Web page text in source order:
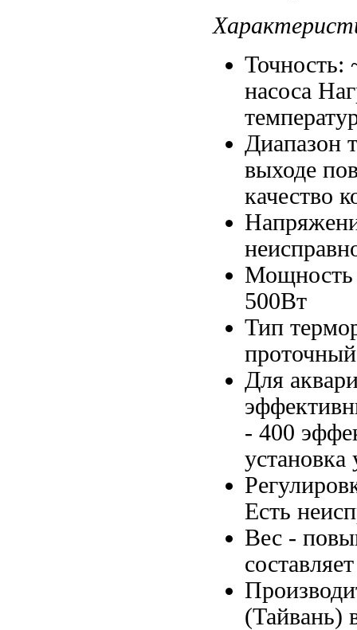
Точность:
насоса
Диапазон
выходе
качество
500Вт
Тип
Для
- 400
установка
Есть
Вес -
(Тайвань)